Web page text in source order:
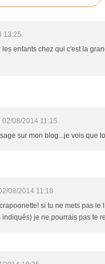
13:25
les enfants chez qui c'est la
02/08/2014 11:15
sur mon blog...je vois que
08/2014 11:18
si tu ne mets pas
indiqués) je ne pourrais pas te